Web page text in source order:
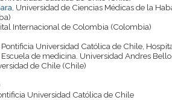
, Universidad de Ciencias Médicas de la
Internacional de Colombia (Colombia)
Pontificia Universidad Católica de Chile,
Escuela de medicina. Universidad Andres
de Chile (Chile)
Universidad Católica de Chile